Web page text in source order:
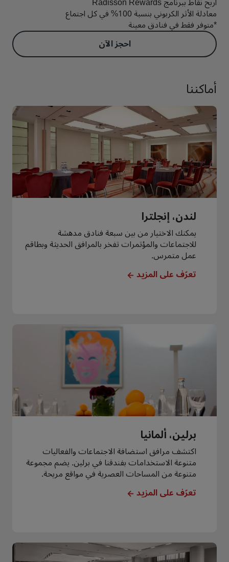
معادلة الأثر الكربوني بنسبة 100% في كل اجتماع
*متوفر فقط في فنادق معينة
احجز الآن
أماكننا
لندن، إنجلترا
يمكنك الاختيار من بين سبعة فنادق مدهشة
للاجتماعات والمؤتمرات تفخر بالمرافق الحديثة وبطاقم
عمل متمرس.
تعرّف على المزيد
برلين، ألمانيا
اكتشف مرافق استضافة الاجتماعات والفعاليات
متنوعة الاستخدامات بفندقنا في برلين. يضم مجموعة
متنوعة من المساحات العصرية في مواقع مريحة.
تعرّف على المزيد